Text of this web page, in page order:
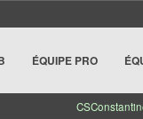
ÉQUIPE PRO